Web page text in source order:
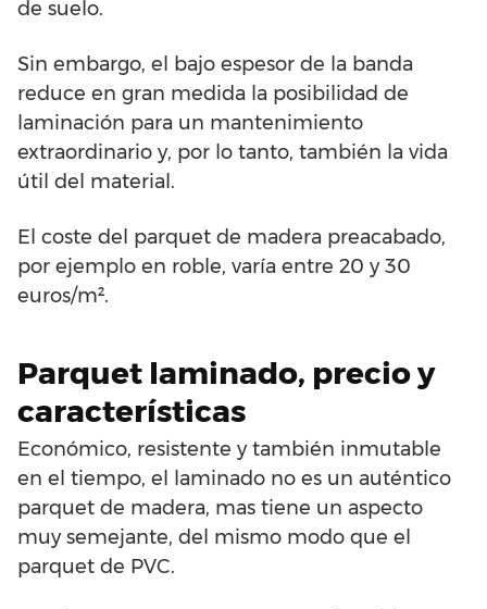
de suelo.
Sin embargo, el bajo espesor de la banda
reduce en gran medida la posibilidad de
laminación para un mantenimiento
extraordinario y, por lo tanto, también la vida
útil del material.
El coste del parquet de madera preacabado,
por ejemplo en roble, varía entre 20 y 30
euros/m².
Parquet laminado, precio y
características
Económico, resistente y también inmutable
en el tiempo, el laminado no es un auténtico
parquet de madera, mas tiene un aspecto
muy semejante, del mismo modo que el
parquet de PVC.